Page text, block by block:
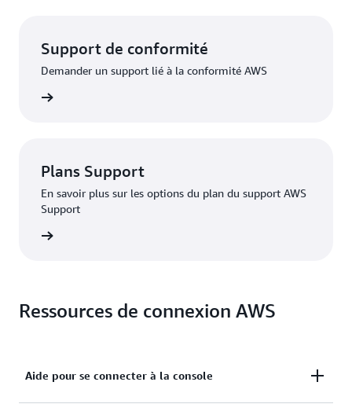
Support de conformité
Demander un support lié à la conformité AWS
Plans Support
En savoir plus sur les options du plan du support AWS
Support
Ressources de connexion AWS
Aide pour se connecter à la console